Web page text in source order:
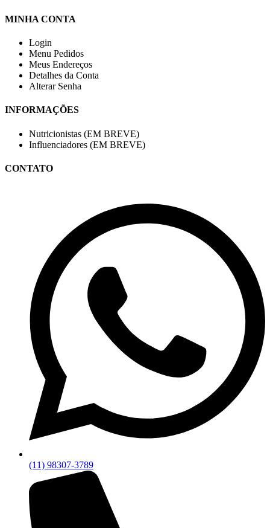
MINHA CONTA
Login
Menu Pedidos
Meus Endereços
Detalhes da Conta
Alterar Senha
INFORMAÇÕES
Nutricionistas (EM BREVE)
Influenciadores (EM BREVE)
CONTATO
(11) 98307-3789